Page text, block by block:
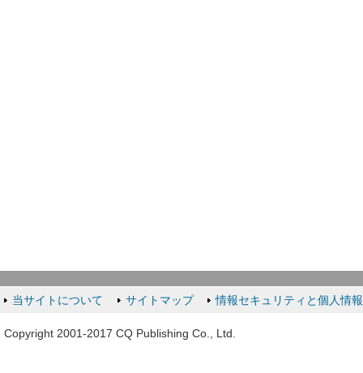
当サイトについて サイトマップ 情報セキュリティと個人情
Copyright 2001-2017 CQ Publishing Co., Ltd.